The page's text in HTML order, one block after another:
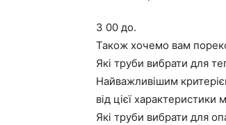
З 00 до.
Також хочемо вам
Які труби вибрати для
Найважливішим
від цієї характеристики
Які труби вибрати для